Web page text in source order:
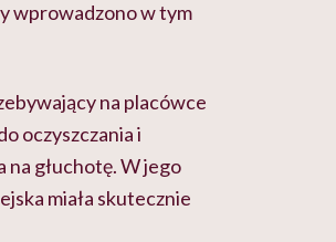
wprowadzono w tym
na placówce
oczyszczania i
głuchotę. W jego
miała skutecznie